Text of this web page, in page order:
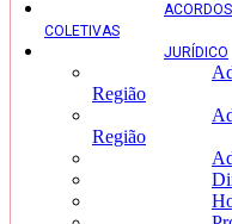
COLETIVAS
JURÍDICO
Região
Região